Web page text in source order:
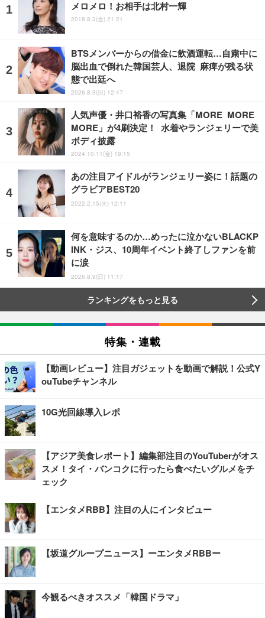
メロメロ！お相手は北村一輝
2018.8.3(金) 21:21
BTSメンバーからの借金に飲酒運転…自粛中に
脳出血で倒れた韓国芸人、退院 麻痺が残る状
態で出廷へ
2026.8.9(日) 12:47
人気声優・井口裕香の写真集「MORE MORE
MORE」が4刷決定！ 水着やランジェリーで美
ボディ披露
2024.10.11(金) 19:15
あの注目アイドルがランジェリー姿に！話題の
グラビアBEST20
2022.2.15(火) 12:11
何を意味するのか…めったに泣かないBLACKP
INK・ジス、10周年イベント終了しファンを前
に涙
2026.8.9(日) 11:17
ランキングをもっと見る
特集・連載
【動画レビュー】注目ガジェットを動画で解説！公式Y
ouTubeチャンネル
10G光回線導入レポ
【アジア美食レポート】編集部注目のYouTuberがオス
スメ！タイ・バンコクに行ったら食べたいグルメをチ
ェック
【エンタメRBB】注目の人にインタビュー
【坂道グループニュース】ーエンタメRBBー
今観るべきオススメ「韓国ドラマ」